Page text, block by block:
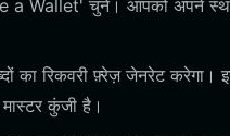
Wallet' चुनें। आपको अपने
का रिकवरी फ़्रेज़ जेनरेट
कुंजी है।